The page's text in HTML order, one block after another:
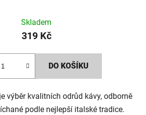
Skladem
319 Kč
DO KOŠÍKU
výběr kvalitních odrůd kávy, odborně
podle nejlepší italské tradice.